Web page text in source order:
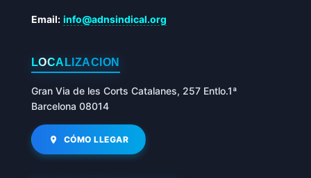
Email: info@adnsindical.org
LOCALIZACIÓN
Gran Via de les Corts Catalanes, 257 Entlo.1ª
Barcelona 08014
CÓMO LLEGAR